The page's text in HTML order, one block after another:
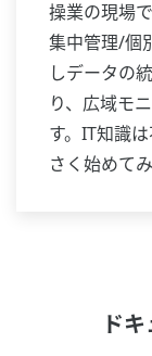
操業の現場
集中管理/個
しデータの
り、広域モ
す。IT知識
さく始めて
ド